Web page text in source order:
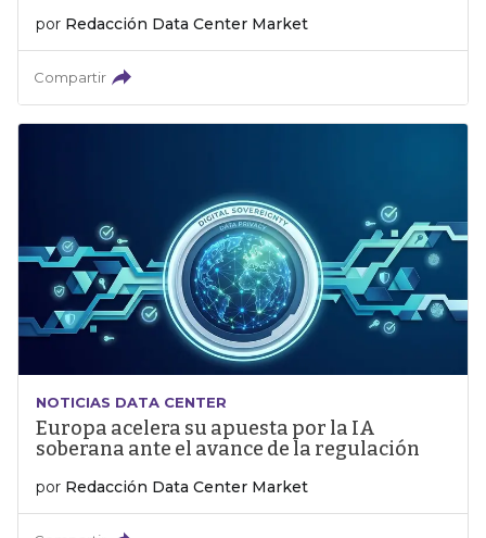
por Redacción Data Center Market
Compartir
NOTICIAS DATA CENTER
Europa acelera su apuesta por la IA
soberana ante el avance de la regulación
por Redacción Data Center Market